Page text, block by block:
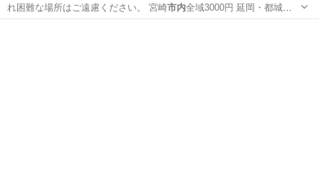
れ困難な場所はご遠慮ください。 宮崎市内全域3000円 延岡・都城
5000円 …